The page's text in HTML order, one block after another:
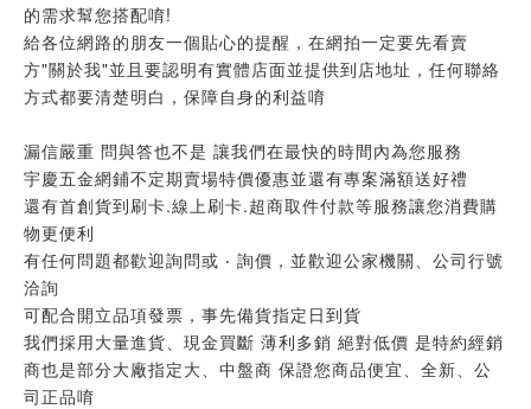
的需求幫您搭配唷!
給各位網路的朋友一個貼心的提醒，在網拍一定要先看賣
方"關於我"並且要認明有實體店面並提供到店地址，任何聯絡
方式都要清楚明白，保障自身的利益唷
漏信嚴重 問與答也不是 讓我們在最快的時間內為您服務
宇慶五金網鋪不定期賣場特價優惠並還有專案滿額送好禮
還有首創貨到刷卡.線上刷卡.超商取件付款等服務讓您消費購
物更便利
有任何問題都歡迎詢問或 ‧ 詢價，並歡迎公家機關、公司行號
洽詢
可配合開立品項發票，事先備貨指定日到貨
我們採用大量進貨、現金買斷 薄利多銷 絕對低價 是特約經銷
商也是部分大廠指定大、中盤商 保證您商品便宜、全新、公
司正品唷